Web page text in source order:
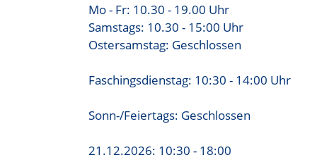
Mo - Fr: 10.30 - 19.00 Uhr
Samstags: 10.30 - 15:00 Uhr
Ostersamstag: Geschlossen
Faschingsdienstag: 10:30 - 14:00 Uhr
Sonn-/Feiertags: Geschlossen
21.12.2026: 10:30 - 18:00